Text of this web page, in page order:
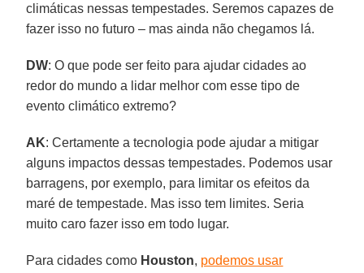
climáticas nessas tempestades. Seremos capazes de
fazer isso no futuro – mas ainda não chegamos lá.
DW: O que pode ser feito para ajudar cidades ao
redor do mundo a lidar melhor com esse tipo de
evento climático extremo?
AK: Certamente a tecnologia pode ajudar a mitigar
alguns impactos dessas tempestades. Podemos usar
barragens, por exemplo, para limitar os efeitos da
maré de tempestade. Mas isso tem limites. Seria
muito caro fazer isso em todo lugar.
Para cidades como Houston, podemos usar